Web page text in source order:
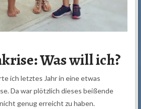
Was will ich?
ich letztes Jahr in eine etwas
Da war plötzlich dieses beißende
genug erreicht zu haben.